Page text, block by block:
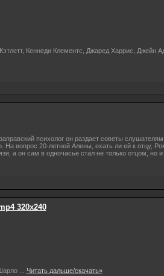
Кеннеди Клементс, Джаред Харрис, Джейн
психолог он раздает советы
На вопрос 20-летней Алены, ехать ли ей к отцу,
а он сам в одночасье стал не только отцом, но
320x240
Читать дальше/скачать»